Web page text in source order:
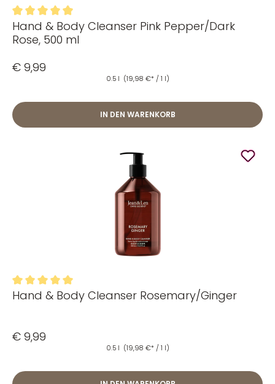
Durchschnittliche Bewertung von 5 von 5 Sternen
Hand & Body Cleanser Pink Pepper/Dark
Rose, 500 ml
€ 9,99
0.5 l (19,98 €* / 1 l)
IN DEN WARENKORB
Durchschnittliche Bewertung von 5 von 5 Sternen
Hand & Body Cleanser Rosemary/Ginger
€ 9,99
0.5 l (19,98 €* / 1 l)